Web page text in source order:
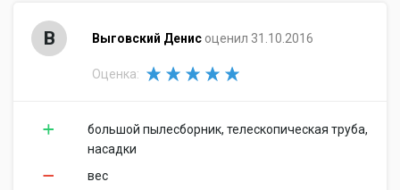
В Выговский Денис оценил 31.10.2016
Оценка:
большой пылесборник, телескопическая труба,
насадки
вес